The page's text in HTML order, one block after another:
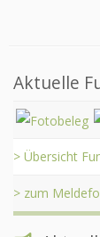
Aktuelle
> Übersicht
> zum